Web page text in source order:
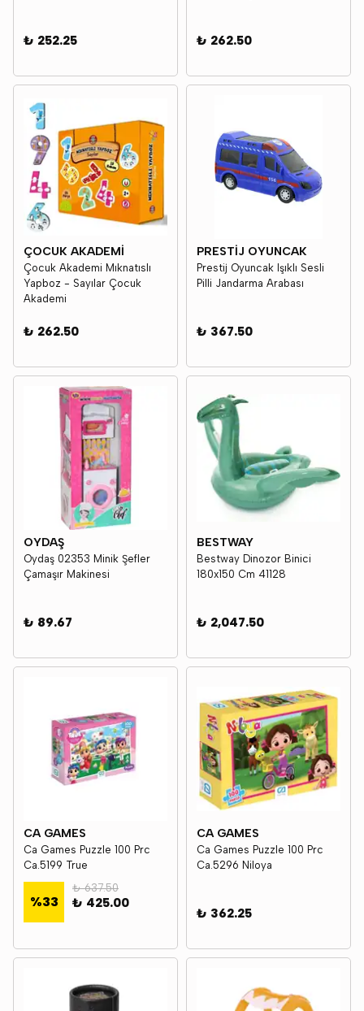
₺ 252.25 ₺ 262.50
ÇOCUK AKADEMİ
Çocuk Akademi Mıknatıslı
Yapboz - Sayılar Çocuk
Akademi
₺ 262.50
PRESTİJ OYUNCAK
Prestij Oyuncak Işıklı Sesli
Pilli Jandarma Arabası
₺ 367.50
OYDAŞ
Oydaş 02353 Minik Şefler
Çamaşır Makinesi
₺ 89.67
BESTWAY
Bestway Dinozor Binici
180x150 Cm 41128
₺ 2,047.50
CA GAMES
Ca Games Puzzle 100 Prc
Ca.5199 True
%33
₺ 637.50
₺ 425.00
CA GAMES
Ca Games Puzzle 100 Prc
Ca.5296 Niloya
₺ 362.25